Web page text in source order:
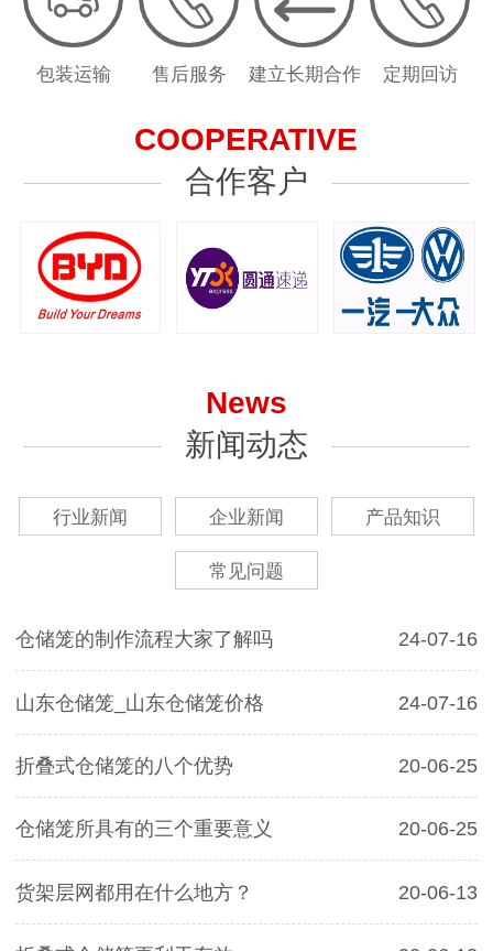
包装运输 售后服务 建立长期合作 定期回访
COOPERATIVE
合作客户
News
新闻动态
行业新闻 企业新闻 产品知识
常见问题
仓储笼的制作流程大家了解吗 24-07-16
山东仓储笼_山东仓储笼价格 24-07-16
折叠式仓储笼的八个优势 20-06-25
仓储笼所具有的三个重要意义 20-06-25
货架层网都用在什么地方？ 20-06-13